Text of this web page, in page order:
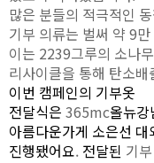
많은 분들의 적극적인
기부 의류는 벌써 약 9
이는 2239그루의 소나
리사이클을 통해 탄소
이번 캠페인의 기부옷
전달식은 365mc올뉴
아름다운가게 소은선
진행됐어요. 전달된 기